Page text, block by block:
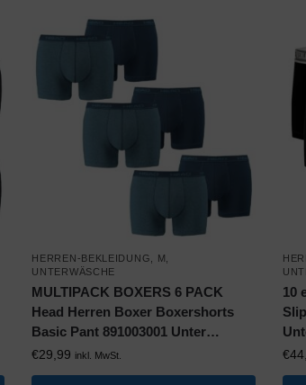
HERREN-BEKLEIDUNG M
UNTERWÄSCHE
MULTIPACK BOXERS 6 PACK
Head Herren Boxer Boxershorts
Basic Pant 891003001 Unter…
€29,99 inkl. MwSt.
10
€